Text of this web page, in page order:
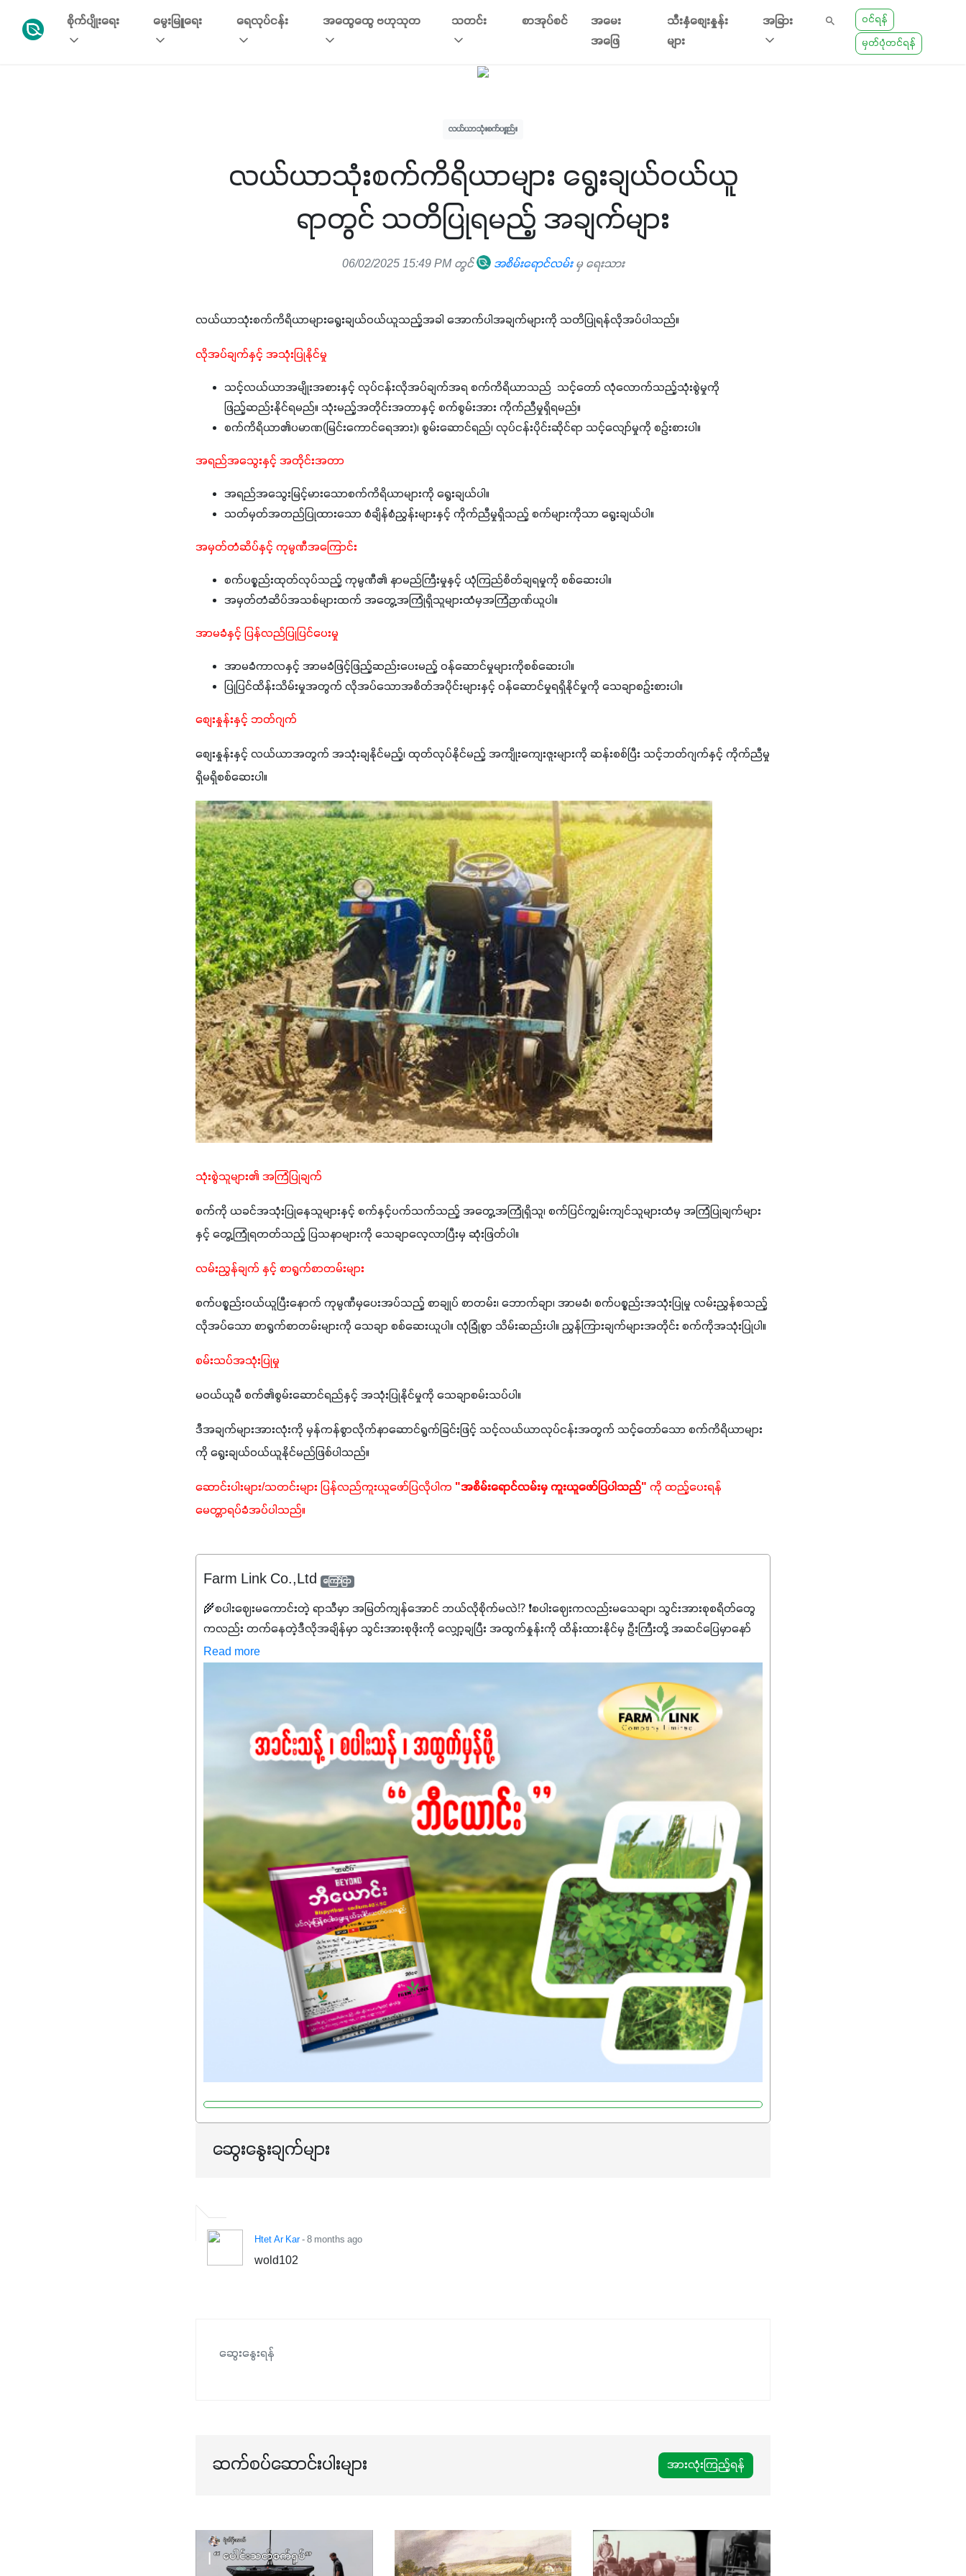
စိုက်ပျိုးရေး မွေးမြူရေး ရေလုပ်ငန်း အထွေထွေ ဗဟုသုတ သတင်း စာအုပ်စင်
အမေး
အဖြေ
သီးနှံစျေးနှုန်း
များ
အခြား
ဝင်ရန်
မှတ်ပုံတင်ရန်
လယ်ယာသုံးစက်ပစ္စည်း
လယ်ယာသုံးစက်ကိရိယာများ ရွေးချယ်ဝယ်ယူ
ရာတွင် သတိပြုရမည့် အချက်များ
06/02/2025 15:49 PM တွင် အစိမ်းရောင်လမ်းမှ ရေးသား
လယ်ယာသုံးစက်ကိရိယာများရွေးချယ်ဝယ်ယူသည့်အခါ အောက်ပါအချက်များကို သတိပြုရန်လိုအပ်ပါသည်။
လိုအပ်ချက်နှင့် အသုံးပြုနိုင်မှု
သင့်လယ်ယာအမျိုးအစားနှင့် လုပ်ငန်းလိုအပ်ချက်အရ စက်ကိရိယာသည် သင့်တော် လုံလောက်သည့်သုံးစွဲမှုကို
ဖြည့်ဆည်းနိုင်ရမည်။ သုံးမည့်အတိုင်းအတာနှင့် စက်စွမ်းအား ကိုက်ညီမှုရှိရမည်။
စက်ကိရိယာ၏ပမာဏ(မြင်းကောင်ရေအား)၊ စွမ်းဆောင်ရည်၊ လုပ်ငန်းပိုင်းဆိုင်ရာ သင့်လျော်မှုကို စဉ်းစားပါ။
အရည်အသွေးနှင့် အတိုင်းအတာ
အရည်အသွေးမြင့်မားသောစက်ကိရိယာများကို ရွေးချယ်ပါ။
သတ်မှတ်အတည်ပြုထားသော စံချိန်စံညွှန်းများနှင့် ကိုက်ညီမှုရှိသည့် စက်များကိုသာ ရွေးချယ်ပါ။
အမှတ်တံဆိပ်နှင့် ကုမ္ပဏီအကြောင်း
စက်ပစ္စည်းထုတ်လုပ်သည့် ကုမ္ပဏီ၏ နာမည်ကြီးမှုနှင့် ယုံကြည်စိတ်ချရမှုကို စစ်ဆေးပါ။
အမှတ်တံဆိပ်အသစ်များထက် အတွေ့အကြုံရှိသူများထံမှအကြံဉာဏ်ယူပါ။
အာမခံနှင့် ပြန်လည်ပြုပြင်ပေးမှု
အာမခံကာလနှင့် အာမခံဖြင့်ဖြည့်ဆည်းပေးမည့် ဝန်ဆောင်မှုများကိုစစ်ဆေးပါ။
ပြုပြင်ထိန်းသိမ်းမှုအတွက် လိုအပ်သောအစိတ်အပိုင်းများနှင့် ဝန်ဆောင်မှုရရှိနိုင်မှုကို သေချာစဉ်းစားပါ။
စျေးနှုန်းနှင့် ဘတ်ဂျက်
စျေးနှုန်းနှင့် လယ်ယာအတွက် အသုံးချနိုင်မည့်၊ ထုတ်လုပ်နိုင်မည့် အကျိုးကျေးဇူးများကို ဆန်းစစ်ပြီး သင့်ဘတ်ဂျက်နှင့် ကိုက်ညီမှု
ရှိမရှိစစ်ဆေးပါ။
သုံးစွဲသူများ၏ အကြံပြုချက်
စက်ကို ယခင်အသုံးပြုနေသူများနှင့် စက်နှင့်ပက်သက်သည့် အတွေ့အကြုံရှိသူ၊ စက်ပြင်ကျွမ်းကျင်သူများထံမှ အကြံပြုချက်များ
နှင့် တွေ့ကြုံရတတ်သည့် ပြသနာများကို သေချာလေ့လာပြီးမှ ဆုံးဖြတ်ပါ။
လမ်းညွှန်ချက် နှင့် စာရွက်စာတမ်းများ
စက်ပစ္စည်းဝယ်ယူပြီးနောက် ကုမ္ပဏီမှပေးအပ်သည့် စာချုပ် စာတမ်း၊ ဘောက်ချာ၊ အာမခံ၊ စက်ပစ္စည်းအသုံးပြုမှု လမ်းညွှန်စသည့်
လိုအပ်သော စာရွက်စာတမ်းများကို သေချာ စစ်ဆေးယူပါ။ လုံခြုံစွာ သိမ်းဆည်းပါ။ ညွှန်ကြားချက်များအတိုင်း စက်ကိုအသုံးပြုပါ။
စမ်းသပ်အသုံးပြုမှု
မဝယ်ယူမီ စက်၏စွမ်းဆောင်ရည်နှင့် အသုံးပြုနိုင်မှုကို သေချာစမ်းသပ်ပါ။
ဒီအချက်များအားလုံးကို မှန်ကန်စွာလိုက်နာဆောင်ရွက်ခြင်းဖြင့် သင့်လယ်ယာလုပ်ငန်းအတွက် သင့်တော်သော စက်ကိရိယာများ
ကို ရွေးချယ်ဝယ်ယူနိုင်မည်ဖြစ်ပါသည်။
ဆောင်းပါးများ/သတင်းများ ပြန်လည်ကူးယူဖော်ပြလိုပါက "အစိမ်းရောင်လမ်းမှ ကူးယူဖော်ပြပါသည်" ကို ထည့်ပေးရန်
မေတ္တာရပ်ခံအပ်ပါသည်။
Farm Link Co.,Ltd ကြော်ငြာ
🌾စပါးဈေးမကောင်းတဲ့ ရာသီမှာ အမြတ်ကျန်အောင် ဘယ်လိုစိုက်မလဲ⁉️ ❗စပါးဈေးကလည်းမသေချာ၊ သွင်းအားစုစရိတ်တွေ
ကလည်း တက်နေတဲ့ဒီလိုအချိန်မှာ သွင်းအားစုဖိုးကို လျှော့ချပြီး အထွက်နှုန်းကို ထိန်းထားနိုင်မှ ဦးကြီးတို့ အဆင်ပြေမှာနော်
✔️ဒါကြောင့် ကိုယ်သုံးသမျှ ကိုယ့်အတွက်အကျိုးရစေမယ့် အရည်အသွေးစိတ်ချရတဲ့ သွင်းအားစုပစ္စည်းတွေကိုပဲ ရွေးချယ်သုံး
Read more
ဆွေးနွေးချက်များ
Htet Ar Kar- 8 months ago
wold102
ဆွေးနွေးရန်
ဆက်စပ်ဆောင်းပါးများ အားလုံးကြည့်ရန်